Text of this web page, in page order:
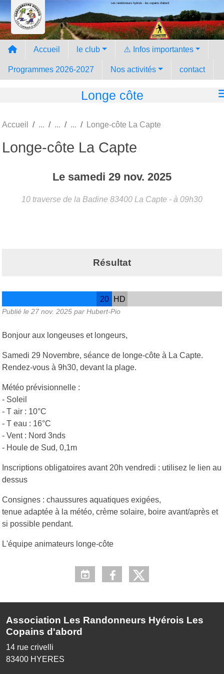
Les randonneurs hyèrois - les copains d'abord
Accueil le club ⚠️ Infos importantes
Programmes 2026-2027 Nos activités contact
Longe côte
Accueil Longe-côte La Capte
Longe-côte La Capte
Le samedi 29 nov. 2025
10 traverse de la Badine 83400 La Capte - à 09h30
Résultat
20 HD
Publié le 27 nov. 2025 par Hubert-Pio
Bonjour aux longeuses et longeurs,
Samedi 29 Novembre, séance de longe-côte à La Capte.
Rendez-vous à 9h30, devant la plage.
Météo prévisionnelle :
- Soleil
- T air : 10°C
- T eau : 16°C
- Vent : Nord 3nds
- Houle de Sud, 0,1m
Inscriptions obligatoires avant 20h vendredi : utilisez le lien au
dessus
Consignes : chaussures aquatiques exigées,
tenue adaptée à la météo, crème solaire, boire avant/après et
si possible pendant.
L'équipe animateurs longe-côte
Association Les Randonneurs Hyérois Les
Copains d'abord
14 rue crivelli
83400 HYERES
Panneau de gestion des cookies